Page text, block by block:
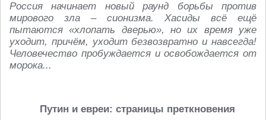
Россия начинает новый раунд борьбы против
мирового зла – сионизма. Хасиды всё ещё
пытаются «хлопать дверью», но их время уже
уходит, причём, уходит безвозвратно и навсегда!
Человечество пробуждается и освобождается от
морока...
Путин и евреи: страницы преткновения